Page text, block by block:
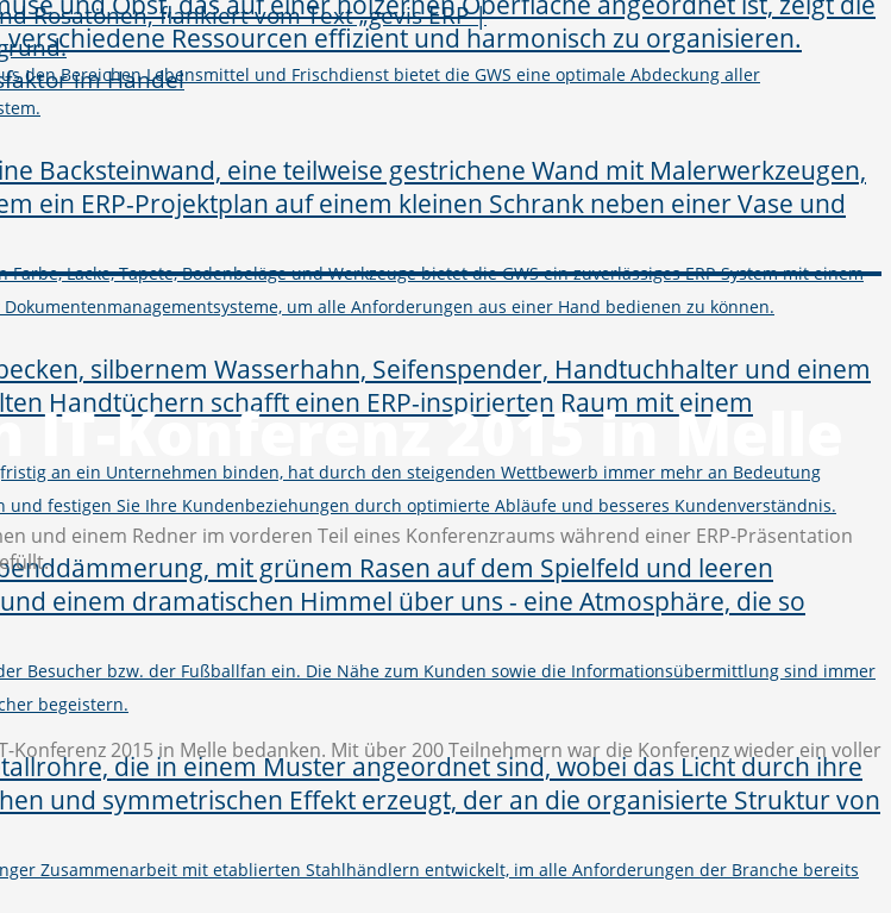
den Bereichen Lebensmittel und Frischdienst bietet die GWS eine optimale Abdeckung aller
Lacke, Tapete, Bodenbeläge und Werkzeuge bietet die GWS ein zuverlässiges ERP-System mit einem
um alle Anforderungen aus einer Hand bedienen zu können.
an ein Unternehmen binden, hat durch den steigenden Wettbewerb immer mehr an Bedeutung
und festigen Sie Ihre Kundenbeziehungen durch optimierte Abläufe und besseres Kundenverständnis.
Besucher bzw. der Fußballfan ein. Die Nähe zum Kunden sowie die Informationsübermittlung sind immer
begeistern.
Zusammenarbeit mit etablierten Stahlhändlern entwickelt, im alle Anforderungen der Branche bereits
im Handel
Konferenz 2015 in Melle
2015 in Melle bedanken. Mit über 200 Teilnehmern war die Konferenz wieder ein voller